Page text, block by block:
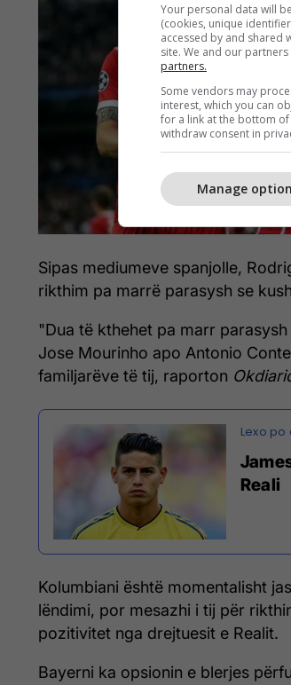
Sipas mediumeve spanjolle,
rikthim pa marrë parasysh se
"Dua të kthehet pa marr
Jose Mourinho apo Antonio
familjarëve të tij, raporton
Reali
Kolumbiani është momentalisht
lëndimi, por mesazhi i tij për
pozitivitet nga drejtuesit e Realit.
Bayerni ka opsionin e blerjes
Your personal data will
(cookies, unique
accessed by and shared
site. We and our
partners.
Some vendors may
interest, which you can
for a link at the bottom
withdraw consent in
Manage